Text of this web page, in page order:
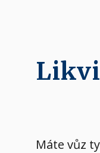
Máte vůz